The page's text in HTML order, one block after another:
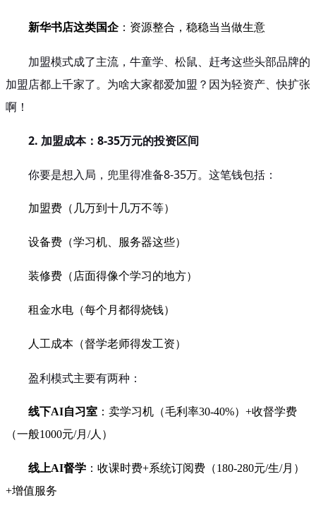
新华书店这类国企：资源整合，稳稳当当做生意
加盟模式成了主流，牛童学、松鼠、赶考这些头部品牌的
加盟店都上千家了。为啥大家都爱加盟？因为轻资产、快扩张
啊！
2. 加盟成本：8-35万元的投资区间
你要是想入局，兜里得准备8-35万。这笔钱包括：
加盟费（几万到十几万不等）
设备费（学习机、服务器这些）
装修费（店面得像个学习的地方）
租金水电（每个月都得烧钱）
人工成本（督学老师得发工资）
盈利模式主要有两种：
线下AI自习室 ：卖学习机（毛利率30-40%）+收督学费
（一般1000元/月/人）
线上AI督学 ：收课时费+系统订阅费（180-280元/生/月）
+增值服务